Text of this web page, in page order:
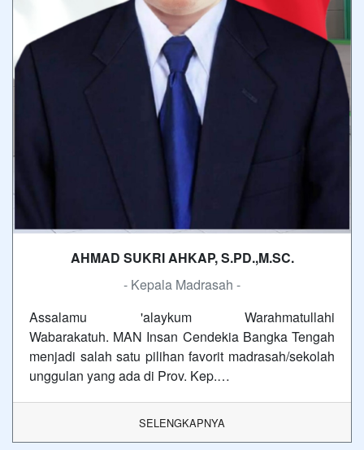
AHMAD SUKRI AHKAP, S.PD.,M.SC.
- Kepala Madrasah -
Assalamu 'alaykum Warahmatullahi
Wabarakatuh. MAN Insan Cendekia Bangka Tengah
menjadi salah satu pilihan favorit madrasah/sekolah
unggulan yang ada di Prov. Kep.…
SELENGKAPNYA